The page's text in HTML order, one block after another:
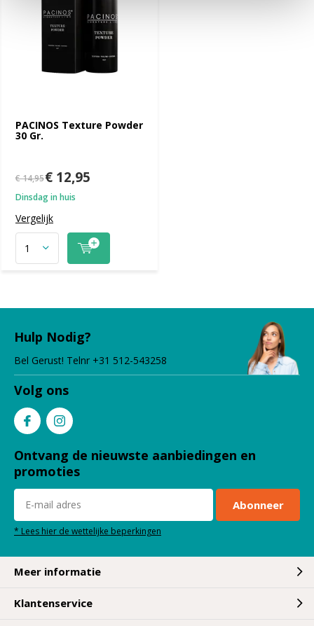
PACINOS Texture Powder
30 Gr.
€ 14,95€ 12,95
Dinsdag in huis
Vergelijk
Hulp Nodig?
Bel Gerust! Telnr +31 512-543258
Volg ons
Ontvang de nieuwste aanbiedingen en
promoties
Abonneer
* Lees hier de wettelijke beperkingen
Meer informatie
Klantenservice